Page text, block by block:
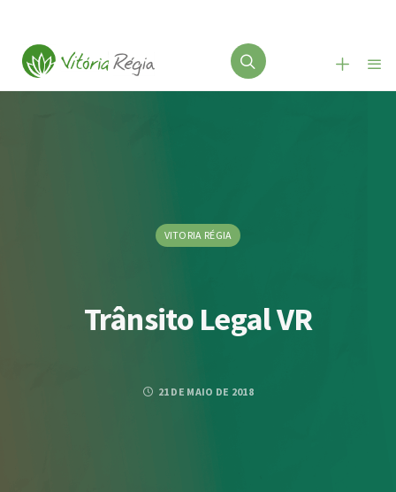
VITORIA RÉGIA
Trânsito Legal VR
21 DE MAIO DE 2018